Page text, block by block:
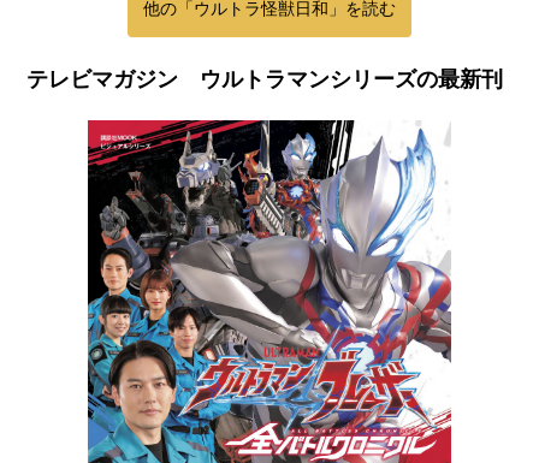
他の「ウルトラ怪獣日和」を読む
テレビマガジン ウルトラマンシリーズの最新刊